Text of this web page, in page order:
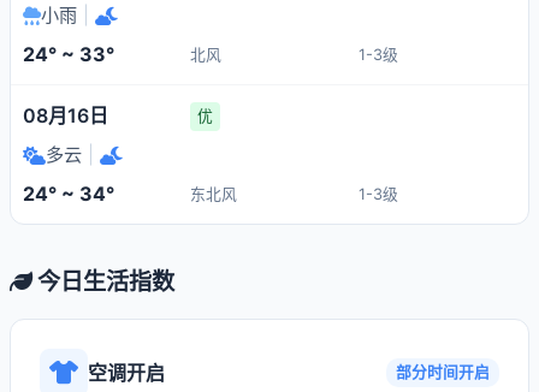
小雨
24° ~ 33° 北风 1-3级
08月16日 优
多云
24° ~ 34° 东北风 1-3级
今日生活指数
空调开启 部分时间开启